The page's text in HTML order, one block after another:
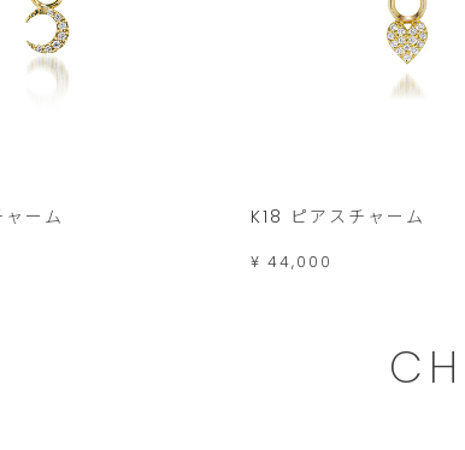
ーム K18 ピアスチャーム
¥ 44,000